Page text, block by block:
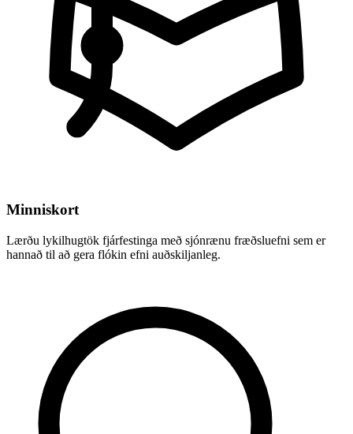
Minniskort
Lærðu lykilhugtök fjárfestinga með sjónrænu fræðsluefni sem er
hannað til að gera flókin efni auðskiljanleg.